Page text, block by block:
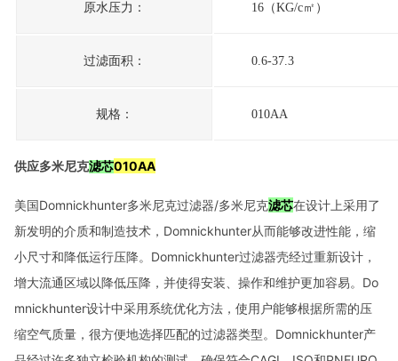
原水压力： 16 （KG/c㎡）
过滤面积： 0.6-37.3
规格： 010AA
供应多米尼克滤芯010AA
美国Domnickhunter多米尼克过滤器/多米尼克滤芯在设计上采用了
新发明的介质和制造技术， Domnickhunter从而能够改进性能，缩
小尺寸和降低运行压降。 Domnickhunter过滤器壳经过重新设计，
增大流通区域以降低压降，并使得安装、操作和维护更加容易。 Do
mnickhunter设计中采用系统优化方法，使用户能够根据所需的压
缩空气质量，很方便地选择匹配的过滤器类型。 Domnickhunter产